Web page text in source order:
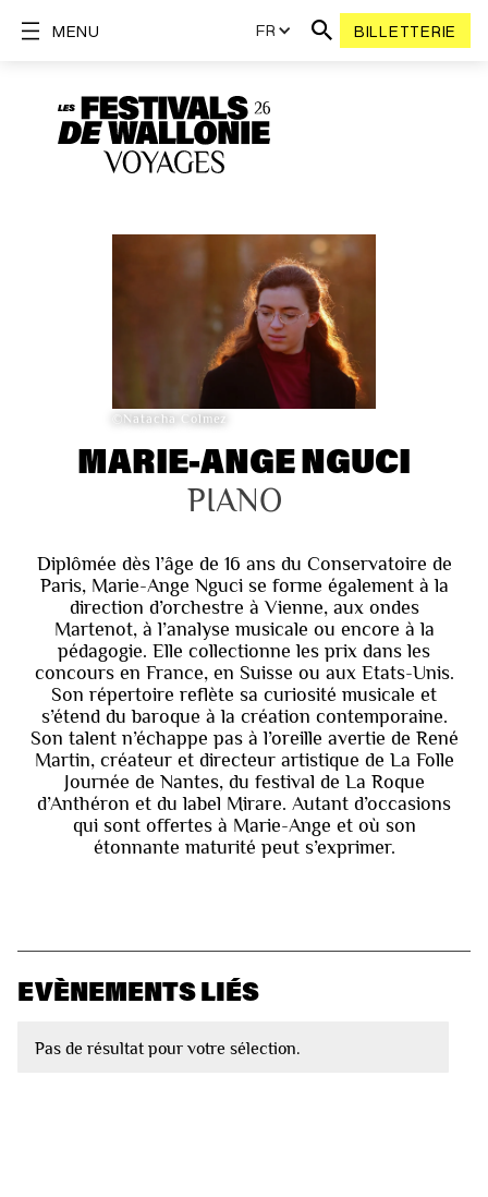
FR BILLETTERIE
MENU
©Natacha Colmez
MARIE-ANGE NGUCI
PIANO
Diplômée dès l’âge de 16 ans du Conservatoire de
Paris, Marie-Ange Nguci se forme également à la
direction d’orchestre à Vienne, aux ondes
Martenot, à l’analyse musicale ou encore à la
pédagogie. Elle collectionne les prix dans les
concours en France, en Suisse ou aux Etats-Unis.
Son répertoire reflète sa curiosité musicale et
s’étend du baroque à la création contemporaine.
Son talent n’échappe pas à l’oreille avertie de René
Martin, créateur et directeur artistique de La Folle
Journée de Nantes, du festival de La Roque
d’Anthéron et du label Mirare. Autant d’occasions
qui sont offertes à Marie-Ange et où son
étonnante maturité peut s’exprimer.
EVÈNEMENTS LIÉS
Pas de résultat pour votre sélection.